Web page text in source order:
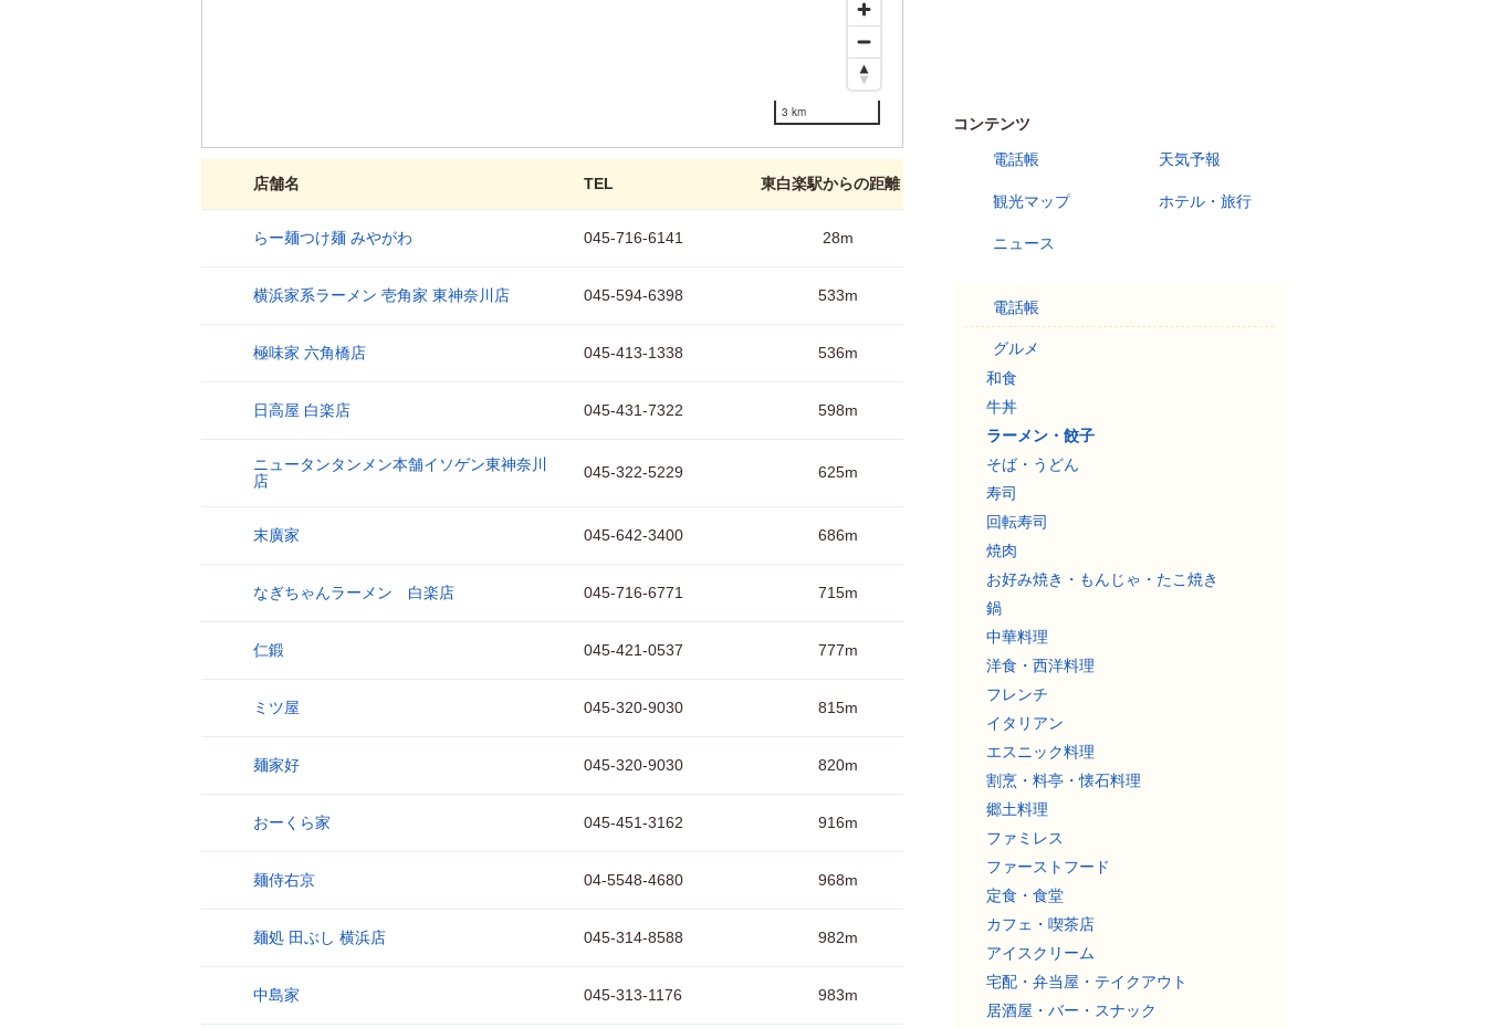
3 km
店舗名 TEL 東白楽駅からの距離
らー麺つけ麺 みやがわ 045-716-6141 28m
横浜家系ラーメン 壱角家 東神奈川店 045-594-6398 533m
極味家 六角橋店 045-413-1338 536m
日高屋 白楽店 045-431-7322 598m
ニュータンタンメン本舗イソゲン東神奈川
店
045-322-5229 625m
末廣家 045-642-3400 686m
なぎちゃんラーメン 白楽店 045-716-6771 715m
仁鍛 045-421-0537 777m
ミツ屋 045-320-9030 815m
麺家好 045-320-9030 820m
おーくら家 045-451-3162 916m
麺侍右京 04-5548-4680 968m
麺処 田ぶし 横浜店 045-314-8588 982m
中島家 045-313-1176 983m
コンテンツ
電話帳
天気予報
観光マップ ホテル・旅行
ニュース
電話帳
グルメ
和食
牛丼
ラーメン・餃子
そば・うどん
寿司
回転寿司
焼肉
お好み焼き・もんじゃ・たこ焼き
鍋
中華料理
洋食・西洋料理
フレンチ
イタリアン
エスニック料理
割烹・料亭・懐石料理
郷土料理
ファミレス
ファーストフード
定食・食堂
カフェ・喫茶店
アイスクリーム
宅配・弁当屋・テイクアウト
居酒屋・バー・スナック